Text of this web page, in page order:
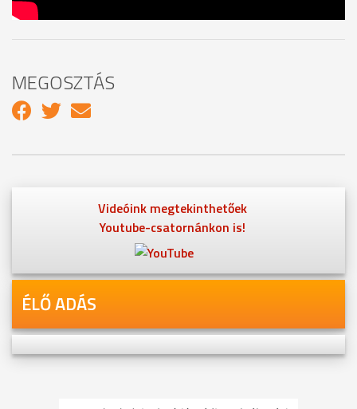
MEGOSZTÁS
Videóink megtekinthetőek
Youtube-csatornánkon is!
ÉLŐ ADÁS